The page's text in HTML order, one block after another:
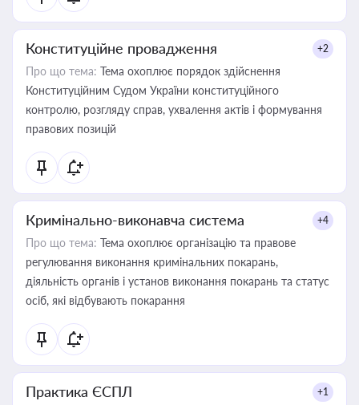
Конституційне провадження +2
Про що тема: Тема охоплює порядок здійснення
Конституційним Судом України конституційного
контролю, розгляду справ, ухвалення актів і формування
правових позицій
Кримінально-виконавча система +4
Про що тема: Тема охоплює організацію та правове
регулювання виконання кримінальних покарань,
діяльність органів і установ виконання покарань та статус
осіб, які відбувають покарання
Практика ЄСПЛ +1